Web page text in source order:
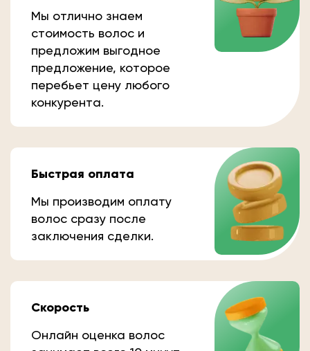
Мы отлично знаем
стоимость волос и
предложим выгодное
предложение, которое
перебьет цену любого
конкурента.
Быстрая оплата
Мы производим оплату
волос сразу после
заключения сделки.
Скорость
Онлайн оценка волос